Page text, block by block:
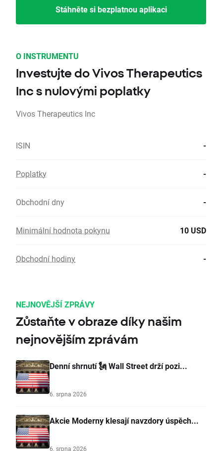
Stáhněte si bezplatnou aplikaci
O INSTRUMENTU
Investujte do Vivos Therapeutics
Inc s nulovými poplatky
Vivos Therapeutics Inc
ISIN -
Poplatky -
Obchodní dny -
Minimální hodnota pokynu 10 USD
Obchodní hodiny -
NEJNOVĚJŠÍ ZPRÁVY
Zůstaňte v obraze díky našim
nejnovějším zprávám
Denní shrnutí 🗽 Wall Street drží pozi...
6. srpna 2026
Akcie Moderny klesají navzdory úspěch...
6. srpna 2026